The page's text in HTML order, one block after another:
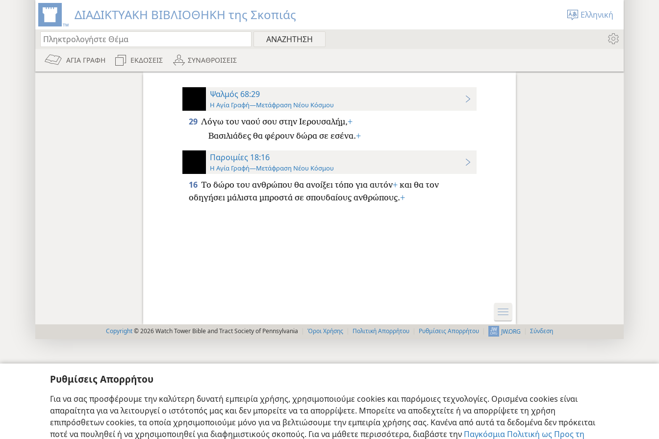
Ρυθμίσεις Απορρήτου
Για να σας προσφέρουμε την καλύτερη δυνατή εμπειρία χρήσης, χρησιμοποιούμε cookies και παρόμοιες τεχνολογίες. Ορισμένα cookies είναι
απαραίτητα για να λειτουργεί ο ιστότοπός μας και δεν μπορείτε να τα απορρίψετε. Μπορείτε να αποδεχτείτε ή να απορρίψετε τη χρήση
επιπρόσθετων cookies, τα οποία χρησιμοποιούμε μόνο για να βελτιώσουμε την εμπειρία χρήσης σας. Κανένα από αυτά τα δεδομένα δεν πρόκειται
ποτέ να πουληθεί ή να χρησιμοποιηθεί για διαφημιστικούς σκοπούς. Για να μάθετε περισσότερα, διαβάστε την Παγκόσμια Πολιτική ως Προς τη
ΔΙΑΔΙΚΤΥΑΚΗ ΒΙΒΛΙΟΘΗΚΗ της Σκοπιάς Ελληνική
ΑΓΙΑ ΓΡΑΦΗ ΕΚΔΟΣΕΙΣ ΣΥΝΑΘΡΟΙΣΕΙΣ
Ψαλμός 68:29
Η Αγία Γραφή—Μετάφραση Νέου Κόσμου
29 Λόγω του ναού σου στην Ιερουσαλήμ,+
Βασιλιάδες θα φέρουν δώρα σε εσένα.+
Παροιμίες 18:16
Η Αγία Γραφή—Μετάφραση Νέου Κόσμου
16 Το δώρο του ανθρώπου θα ανοίξει τόπο για αυτόν+και θα τον
οδηγήσει μάλιστα μπροστά σε σπουδαίους ανθρώπους.+
Copyright© 2026 Watch Tower Bible and Tract Society of Pennsylvania Όροι Χρήσης Πολιτική Απορρήτου Ρυθμίσεις Απορρήτου JW.ORG Σύνδεση